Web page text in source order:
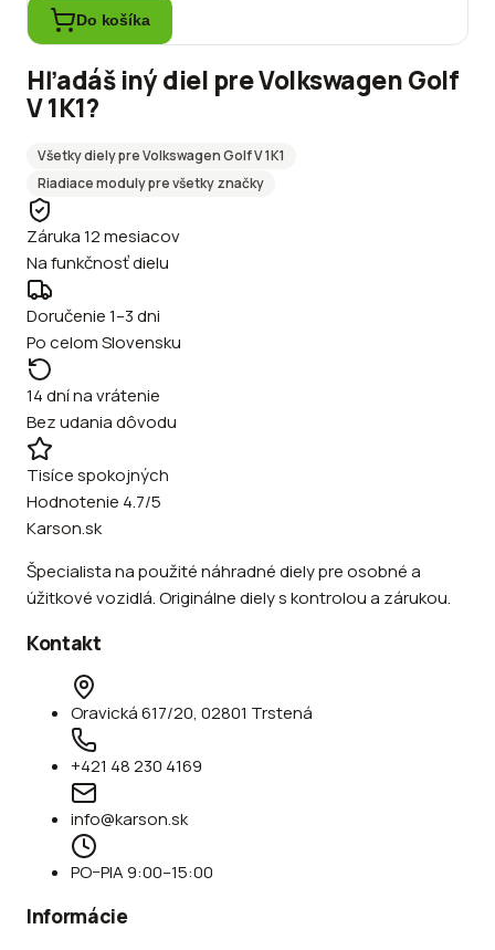
Do košíka
Hľadáš iný diel preVolkswagenGolf
V 1K1?
Všetky diely preVolkswagenGolf V 1K1
Riadiace modulypre všetky značky
Záruka 12 mesiacov
Na funkčnosť dielu
Doručenie 1–3 dni
Po celom Slovensku
14 dní na vrátenie
Bez udania dôvodu
Tisíce spokojných
Hodnotenie 4.7/5
Karson.sk
Špecialista na použité náhradné diely pre osobné a
úžitkové vozidlá. Originálne diely s kontrolou a zárukou.
Kontakt
Oravická 617/20, 02801 Trstená
+421 48 230 4169
info@karson.sk
PO–PIA 9:00–15:00
Informácie